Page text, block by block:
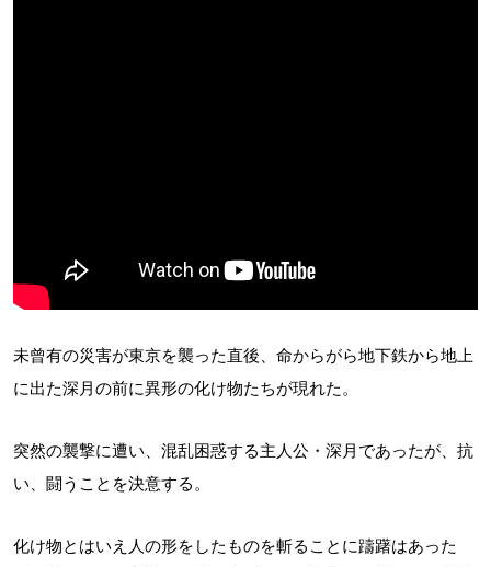
未曾有の災害が東京を襲った直後、命からがら地下鉄から地上
に出た深月の前に異形の化け物たちが現れた。
突然の襲撃に遭い、混乱困惑する主人公・深月であったが、抗
い、闘うことを決意する。
化け物とはいえ人の形をしたものを斬ることに躊躇はあった